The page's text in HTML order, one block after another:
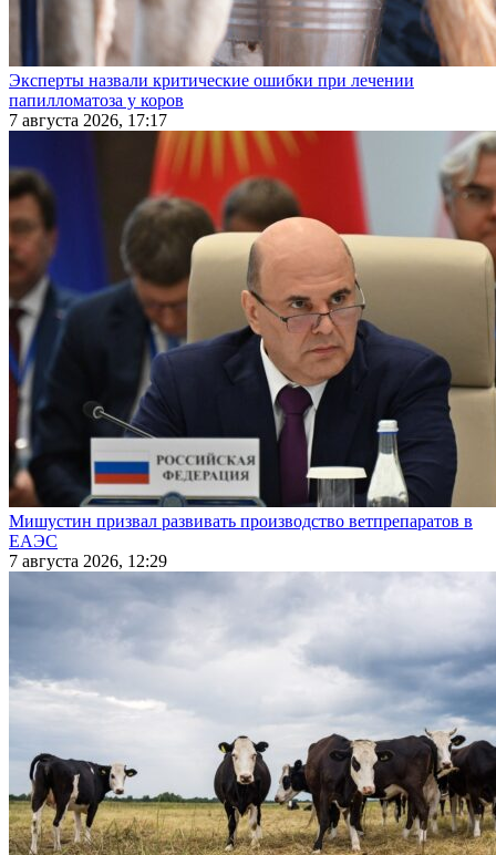
Эксперты назвали критические ошибки при лечении
папилломатоза у коров
7 августа 2026, 17:17
Мишустин призвал развивать производство ветпрепаратов в
ЕАЭС
7 августа 2026, 12:29